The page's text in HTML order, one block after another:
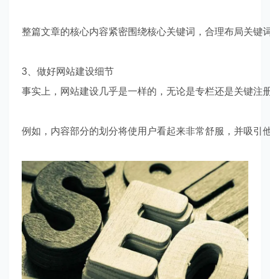
整篇文章的核心内容紧密围绕核心关键词，合理布局关键
3、做好网站建设细节
事实上，网站建设几乎是一样的，无论是专栏还是关键
例如，内容部分的划分将使用户看起来非常舒服，并吸